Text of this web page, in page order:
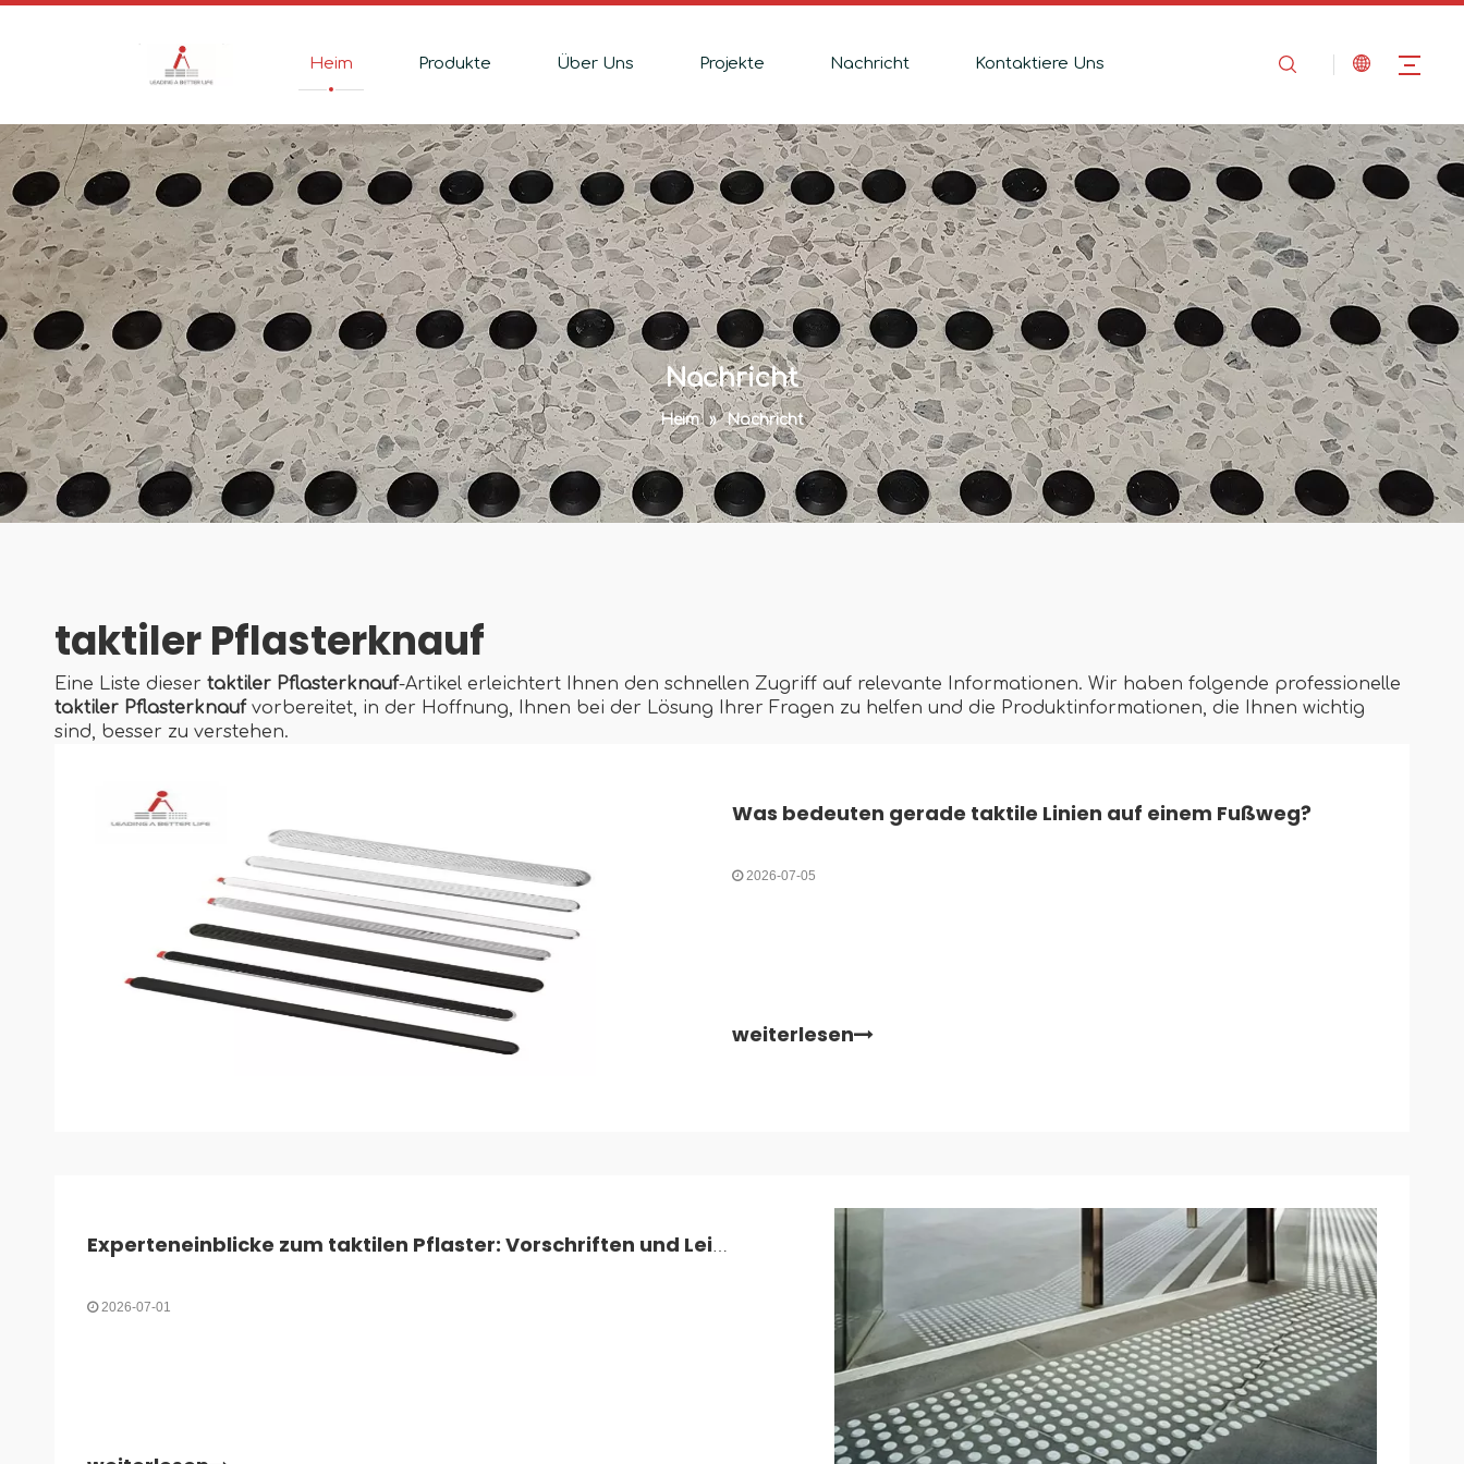
Heim Produkte Über Uns Projekte Nachricht Kontaktiere Uns
Nachricht
Heim » Nachricht
taktiler Pflasterknauf
Eine Liste dieser taktiler Pflasterknauf-Artikel erleichtert Ihnen den schnellen Zugriff auf relevante Informationen. Wir haben folgende professionelle
taktiler Pflasterknaufvorbereitet, in der Hoffnung, Ihnen bei der Lösung Ihrer Fragen zu helfen und die Produktinformationen, die Ihnen wichtig
sind, besser zu verstehen.
Was bedeuten gerade taktile Linien auf einem Fußweg?
2026-07-05
weiterlesen
Experteneinblicke zum taktilen Pflaster: Vorschriften und Leitlinien
2026-07-01